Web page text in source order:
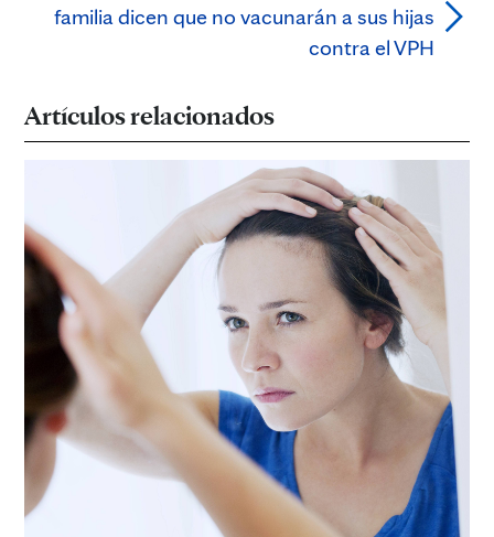
familia dicen que no vacunarán a sus hijas
contra el VPH
Artículos relacionados